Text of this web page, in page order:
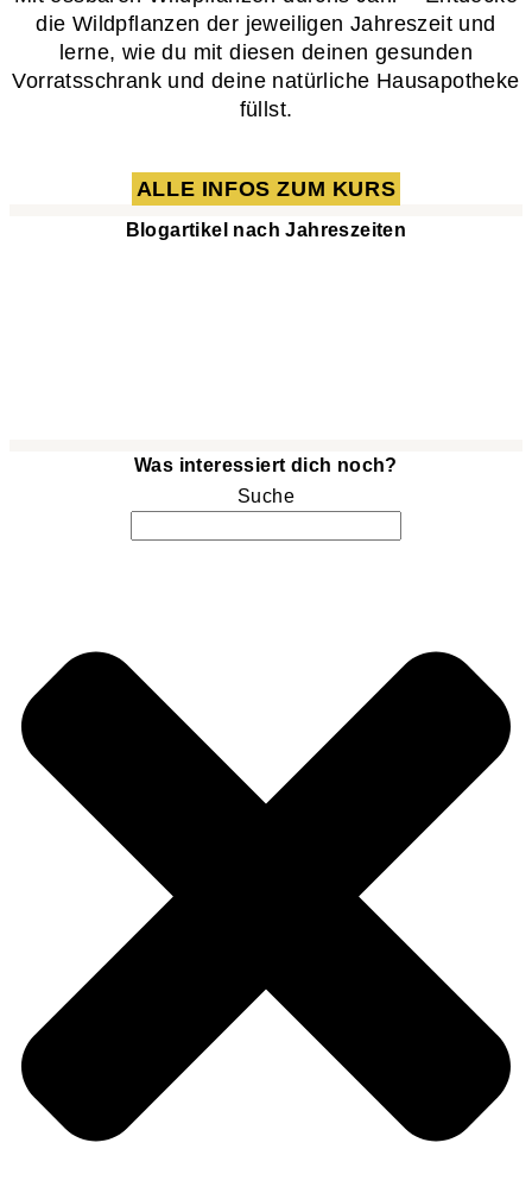
die Wildpflanzen der jeweiligen Jahreszeit und
lerne, wie du mit diesen deinen gesunden
Vorratsschrank und deine natürliche Hausapotheke
füllst.
ALLE INFOS ZUM KURS
Blogartikel nach Jahreszeiten
Was interessiert dich noch?
Suche